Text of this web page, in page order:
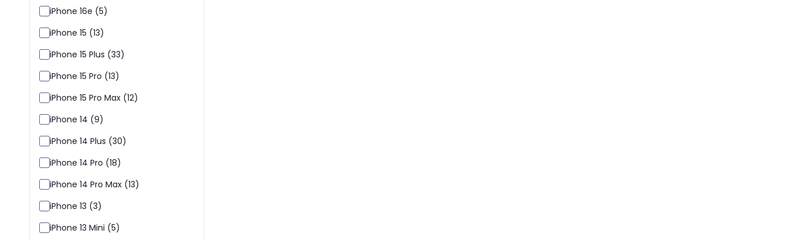
iPhone 16e (5)
iPhone 15 (13)
iPhone 15 Plus (33)
iPhone 15 Pro (13)
iPhone 15 Pro Max (12)
iPhone 14 (9)
iPhone 14 Plus (30)
iPhone 14 Pro (18)
iPhone 14 Pro Max (13)
iPhone 13 (3)
iPhone 13 Mini (5)